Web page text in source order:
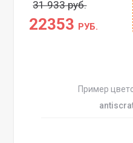
31 933 руб.
22353 РУБ.
Пример